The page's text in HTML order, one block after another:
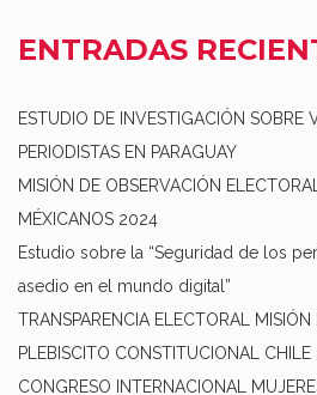
ENTRADAS
ESTUDIO DE INVESTIGACIÓN SOBRE
PERIODISTAS EN PARAGUAY
MISIÓN DE OBSERVACIÓN
MÉXICANOS 2024
Estudio sobre la “Seguridad de los
asedio en el mundo digital”
TRANSPARENCIA ELECTORAL MISIÓN
PLEBISCITO CONSTITUCIONAL
CONGRESO INTERNACIONAL